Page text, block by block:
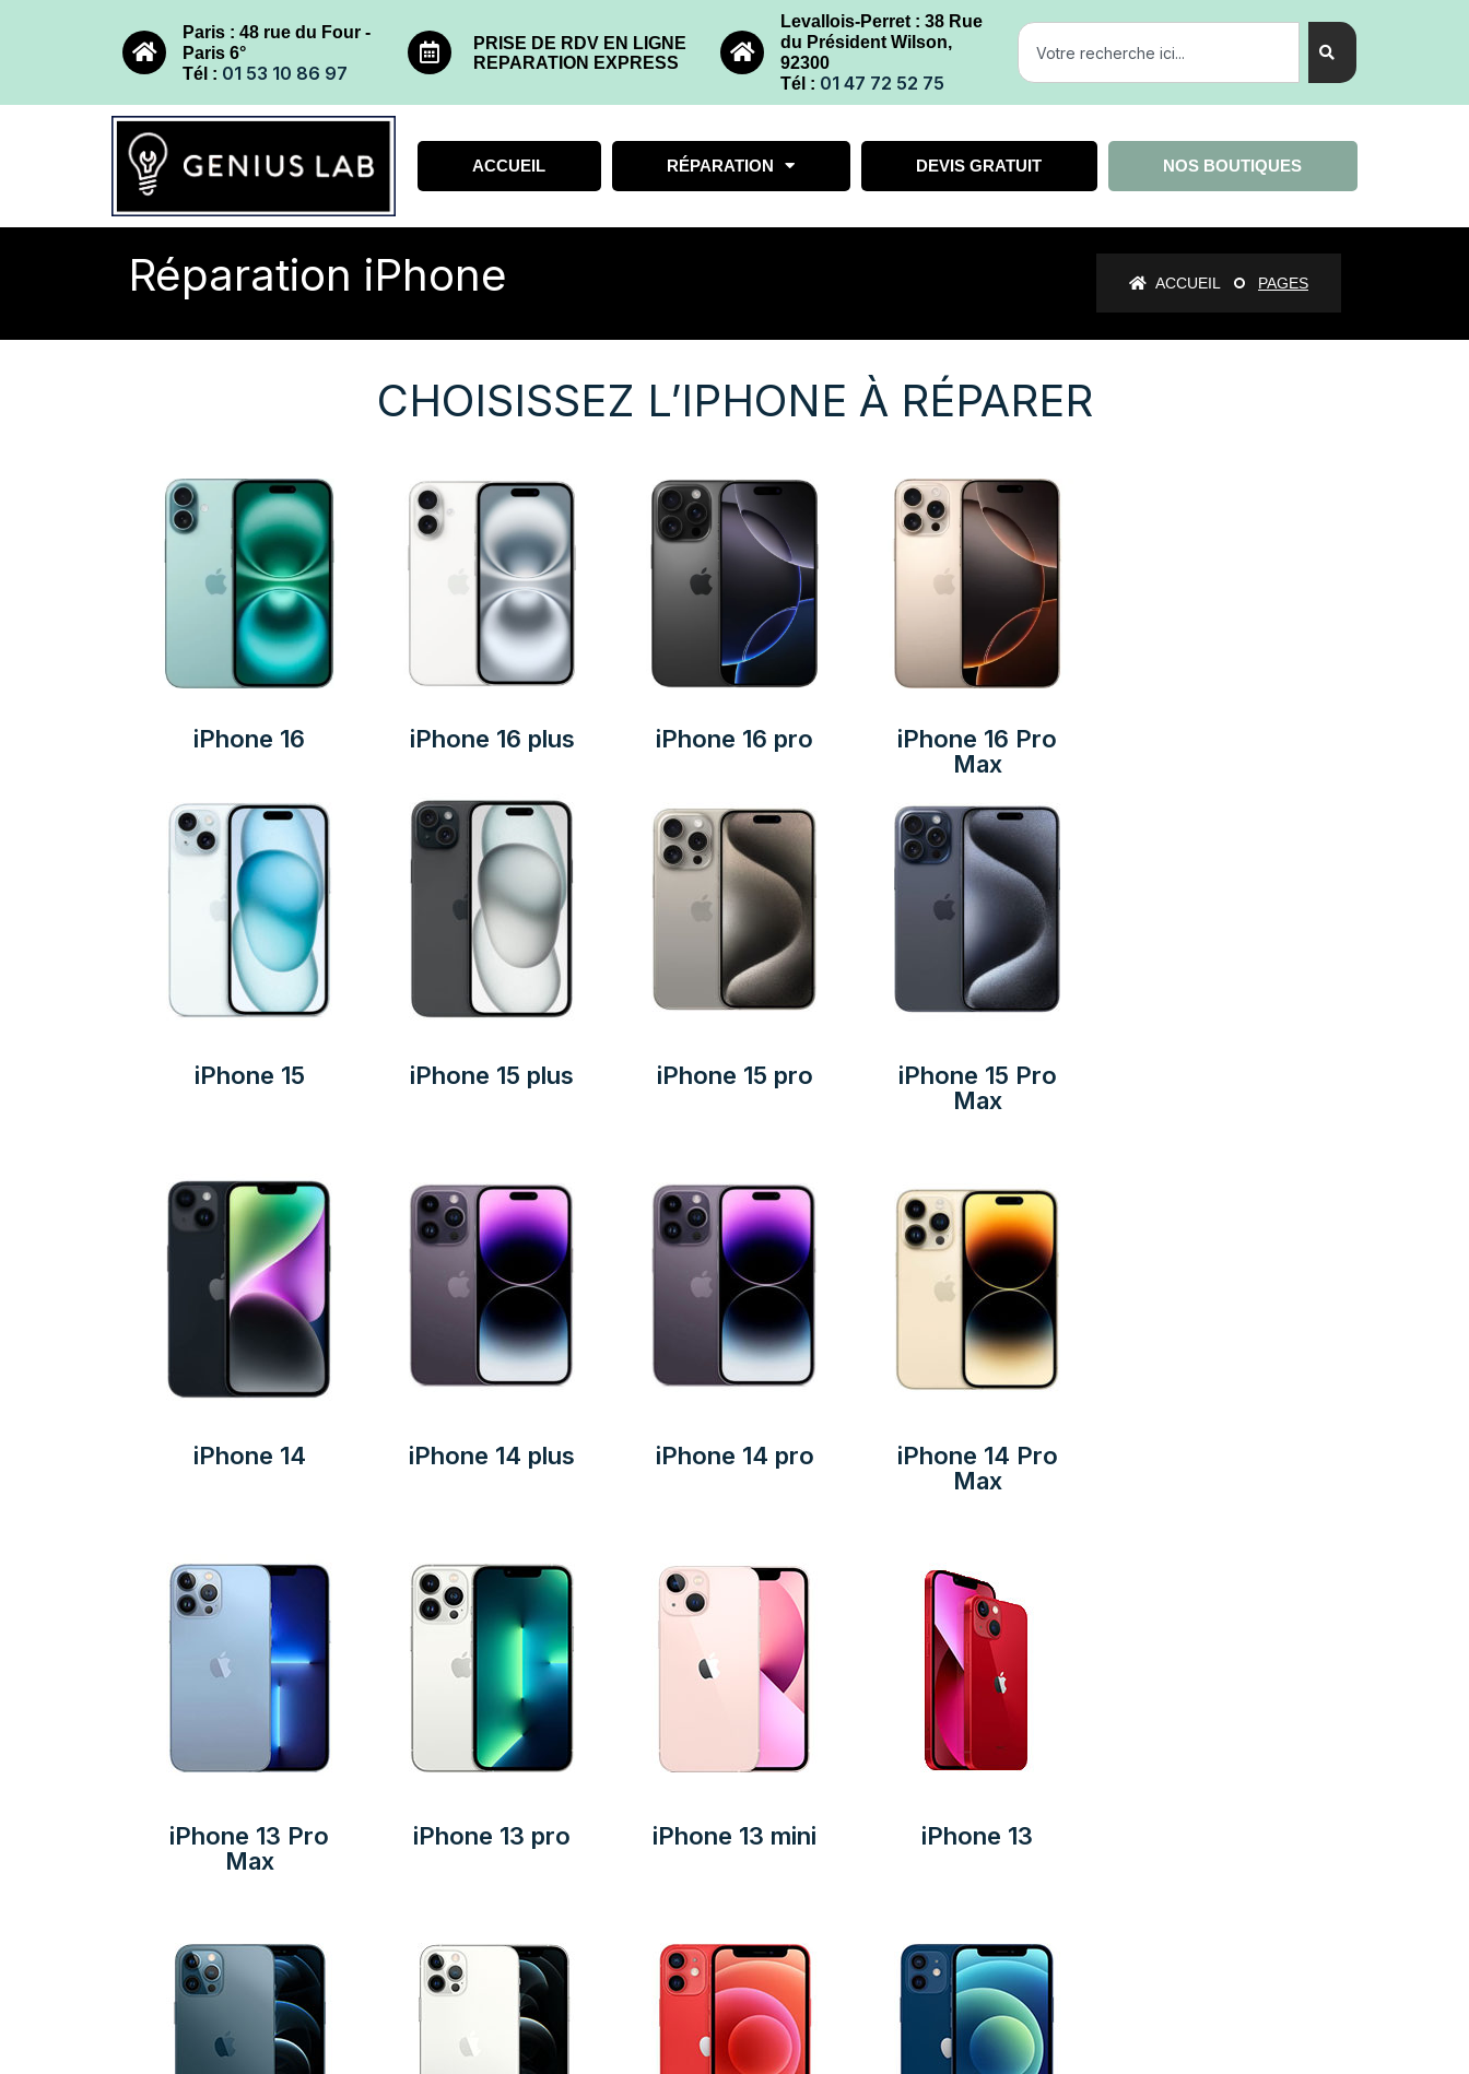
Paris : 48 rue du Four -
Paris 6°
Tél : 01 53 10 86 97
PRISE DE RDV EN LIGNE
REPARATION EXPRESS
Levallois-Perret : 38 Rue
du Président Wilson,
92300
Tél : 01 47 72 52 75
ACCUEIL RÉPARATION DEVIS GRATUIT NOS BOUTIQUES
Réparation iPhone ACCUEIL PAGES
CHOISISSEZ L’IPHONE À RÉPARER
iPhone 16 iPhone 16 plus iPhone 16 pro
iPhone 16 Pro
Max
iPhone 15 iPhone 15 plus iPhone 15 pro
iPhone 15 Pro
Max
iPhone 14 iPhone 14 plus iPhone 14 pro
iPhone 14 Pro
Max
iPhone 13 Pro
Max
iPhone 13 pro iPhone 13 mini iPhone 13